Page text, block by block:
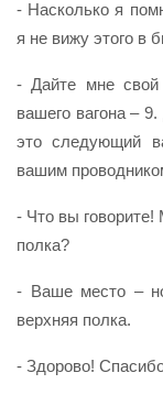
- Насколько я
я не вижу этого в
- Дайте мне свой
вашего вагона –
это следующий
вашим
- Что вы
полка?
- Ваше место –
верхняя полка.
- Здорово!